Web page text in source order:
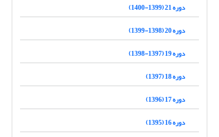
دوره 21 (1399-1400)
دوره 20 (1398-1399)
دوره 19 (1397-1398)
دوره 18 (1397)
دوره 17 (1396)
دوره 16 (1395)